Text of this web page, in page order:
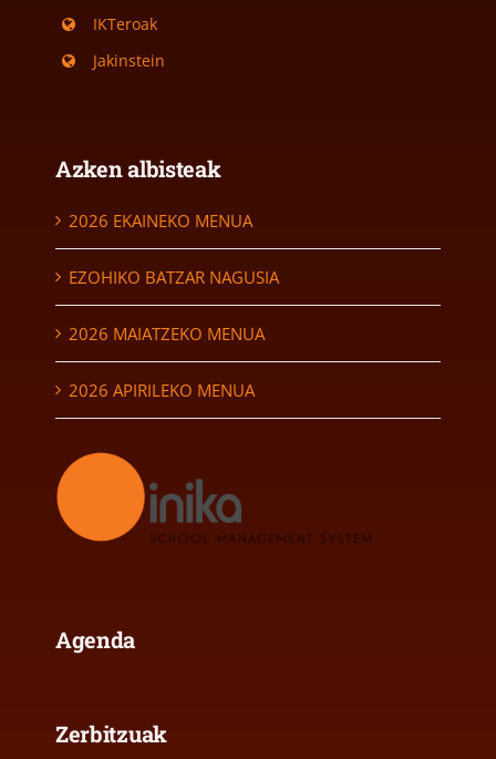
IKTeroak
Jakinstein
Azken albisteak
2026 EKAINEKO MENUA
EZOHIKO BATZAR NAGUSIA
2026 MAIATZEKO MENUA
2026 APIRILEKO MENUA
Agenda
Zerbitzuak